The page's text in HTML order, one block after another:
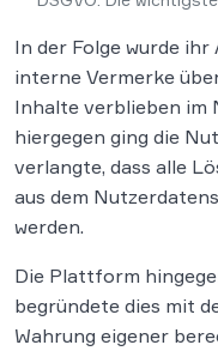
In der Folge wurde
interne Vermerke
Inhalte verblieben im
hiergegen ging die
verlangte, dass alle
aus dem
werden.
Die Plattform
begründete dies mit
Wahrung eigener